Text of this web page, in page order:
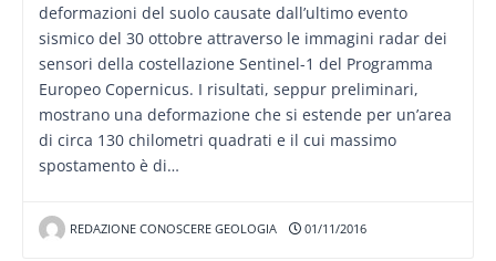
deformazioni del suolo causate dall’ultimo evento
sismico del 30 ottobre attraverso le immagini radar dei
sensori della costellazione Sentinel-1 del Programma
Europeo Copernicus. I risultati, seppur preliminari,
mostrano una deformazione che si estende per un’area
di circa 130 chilometri quadrati e il cui massimo
spostamento è di…
REDAZIONE CONOSCERE GEOLOGIA 01/11/2016